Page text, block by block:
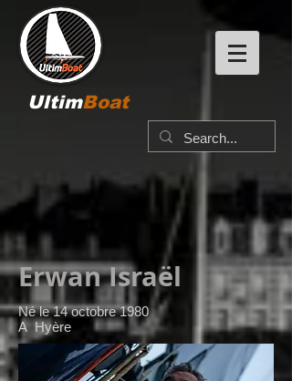
UltimBoat
Erwan Israël
Né le 14 octobre 1980
A Hyère